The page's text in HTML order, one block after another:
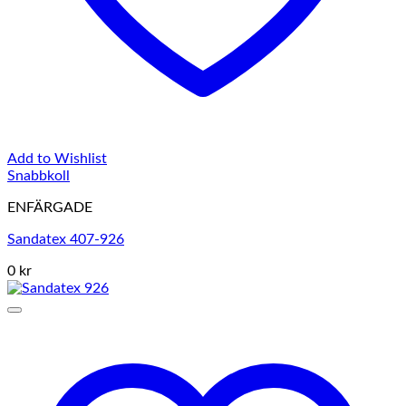
Add to Wishlist
Snabbkoll
ENFÄRGADE
Sandatex 407-926
0 kr